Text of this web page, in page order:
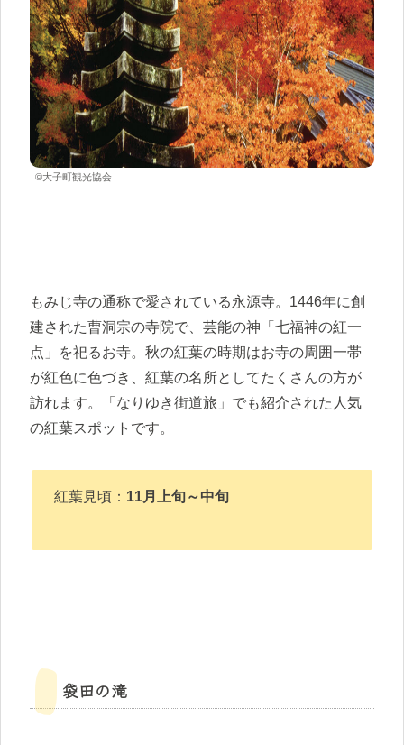
©大子町観光協会
もみじ寺の通称で愛されている永源寺。1446年に創
建された曹洞宗の寺院で、芸能の神「七福神の紅一
点」を祀るお寺。秋の紅葉の時期はお寺の周囲一帯
が紅色に色づき、紅葉の名所としてたくさんの方が
訪れます。「なりゆき街道旅」でも紹介された人気
の紅葉スポットです。
紅葉見頃： 11月上旬～中旬
袋田の滝